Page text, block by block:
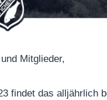
Mitglieder,
findet das alljährlich